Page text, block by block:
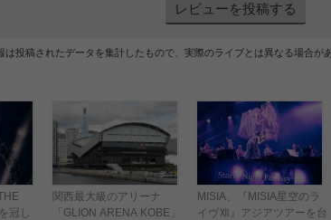
レビューを投稿する
投稿されたデータを集計したもので、実際のライブとは異なる場合があ
冠し
関西最大級のアリーナ
「GLION ARENA KOBE」
MISIA、『MISIA星空のラ
イヴⅫ』アジアツアーを台